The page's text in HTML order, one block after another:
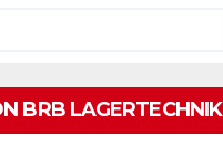
BRB LAGERTECHNIK